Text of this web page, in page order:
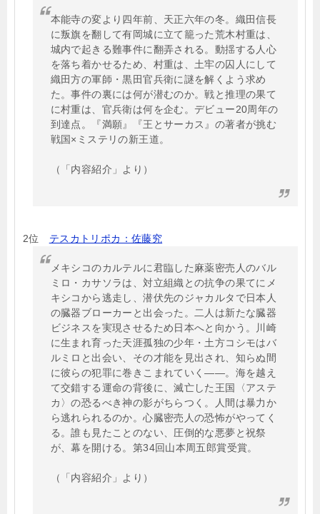
本能寺の変より四年前、天正六年の冬。織田信長
に叛旗を翻して有岡城に立て籠った荒木村重は、
城内で起きる難事件に翻弄される。動揺する人心
を落ち着かせるため、村重は、土牢の囚人にして
織田方の軍師・黒田官兵衛に謎を解くよう求め
た。事件の裏には何が潜むのか。戦と推理の果て
に村重は、官兵衛は何を企む。デビュー20周年の
到達点。『満願』『王とサーカス』の著者が挑む
戦国×ミステリの新王道。
（「内容紹介」より）
2位 テスカトリポカ：佐藤究
メキシコのカルテルに君臨した麻薬密売人のバル
ミロ・カサソラは、対立組織との抗争の果てにメ
キシコから逃走し、潜伏先のジャカルタで日本人
の臓器ブローカーと出会った。二人は新たな臓器
ビジネスを実現させるため日本へと向かう。川崎
に生まれ育った天涯孤独の少年・土方コシモはバ
ルミロと出会い、その才能を見出され、知らぬ間
に彼らの犯罪に巻きこまれていく――。海を越え
て交錯する運命の背後に、滅亡した王国〈アステ
カ〉の恐るべき神の影がちらつく。人間は暴力か
ら逃れられるのか。心臓密売人の恐怖がやってく
る。誰も見たことのない、圧倒的な悪夢と祝祭
が、幕を開ける。第34回山本周五郎賞受賞。
（「内容紹介」より）